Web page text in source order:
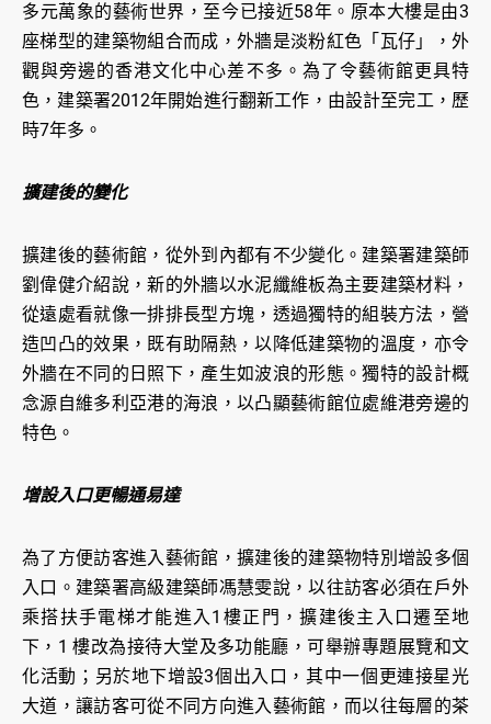
多元萬象的藝術世界，至今已接近58年。原本大樓是由3
座梯型的建築物組合而成，外牆是淡粉紅色「瓦仔」，外
觀與旁邊的香港文化中心差不多。為了令藝術館更具特
色，建築署2012年開始進行翻新工作，由設計至完工，歷
時7年多。
擴建後的變化
擴建後的藝術館，從外到內都有不少變化。建築署建築師
劉偉健介紹說，新的外牆以水泥纖維板為主要建築材料，
從遠處看就像一排排長型方塊，透過獨特的組裝方法，營
造凹凸的效果，既有助隔熱，以降低建築物的溫度，亦令
外牆在不同的日照下，產生如波浪的形態。獨特的設計概
念源自維多利亞港的海浪，以凸顯藝術館位處維港旁邊的
特色。
增設入口更暢通易達
為了方便訪客進入藝術館，擴建後的建築物特別增設多個
入口。建築署高級建築師馮慧雯說，以往訪客必須在戶外
乘搭扶手電梯才能進入1樓正門，擴建後主入口遷至地
下，1 樓改為接待大堂及多功能廳，可舉辦專題展覽和文
化活動；另於地下增設3個出入口，其中一個更連接星光
大道，讓訪客可從不同方向進入藝術館，而以往每層的茶